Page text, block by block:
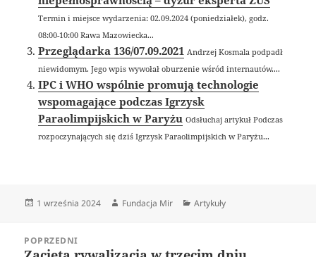
Termin i miejsce wydarzenia: 02.09.2024 (poniedziałek), godz.
08:00-10:00 Rawa Mazowiecka...
Przeglądarka 136/07.09.2021 Andrzej Kosmala podpadł
niewidomym. Jego wpis wywołał oburzenie wśród internautów....
IPC i WHO wspólnie promują technologie
wspomagające podczas Igrzysk
Paraolimpijskich w Paryżu Odsłuchaj artykuł Podczas
rozpoczynających się dziś Igrzysk Paraolimpijskich w Paryżu...
Data
1 września 2024 Autor
Fundacja Mir Kategorie
Artykuły
wpisuPOPRZEDNI